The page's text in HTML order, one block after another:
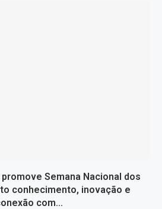
Semana Nacional dos
conhecimento, inovação e
com...